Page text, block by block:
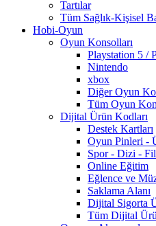
Tartılar
Tüm Sağlık-Kişisel
Hobi-Oyun
Oyun Konsolları
Playstation 5 /
Nintendo
xbox
Diğer Oyun
Tüm Oyun
Dijital Ürün Kodları
Destek Kartları
Oyun Pinleri -
Spor - Dizi -
Online Eğitim
Eğlence ve
Saklama Alanı
Dijital Sigorta
Tüm Dijital